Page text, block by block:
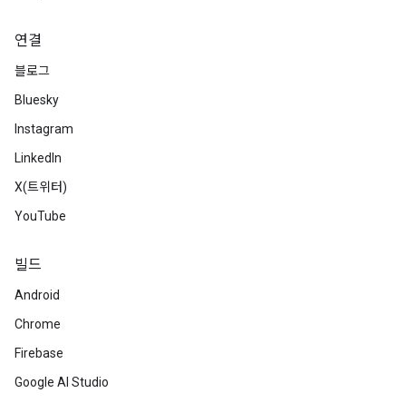
연결
블로그
Bluesky
Instagram
LinkedIn
X(트위터)
YouTube
빌드
Android
Chrome
Firebase
Google AI Studio